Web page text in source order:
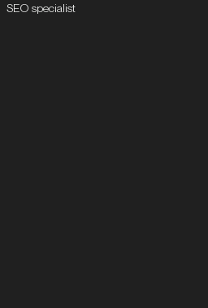
SEO specialist